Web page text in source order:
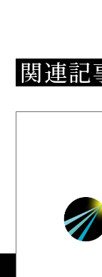
関連記